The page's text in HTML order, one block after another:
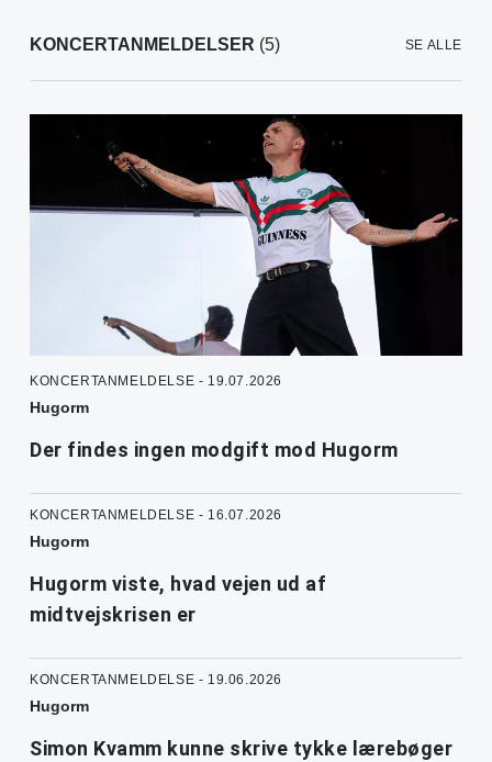
KONCERTANMELDELSER (5) SE ALLE
KONCERTANMELDELSE - 19.07.2026
Hugorm
Der findes ingen modgift mod Hugorm
KONCERTANMELDELSE - 16.07.2026
Hugorm
Hugorm viste, hvad vejen ud af
midtvejskrisen er
KONCERTANMELDELSE - 19.06.2026
Hugorm
Simon Kvamm kunne skrive tykke lærebøger